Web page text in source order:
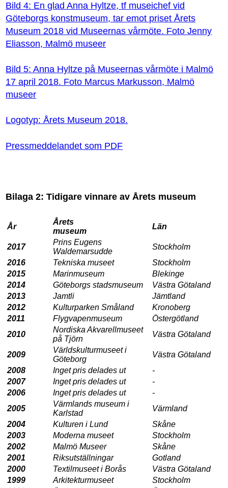
Bild 4: En glad Anna Hyltze, tf museichef vid
Göteborgs konstmuseum, tar emot priset Årets
Museum 2018 vid Museernas vårmöte. Foto Jenny
Eliasson, Malmö museer
Bild 5: Anna Hyltze på Museernas vårmöte i Malmö
17 april 2018. Foto Marcus Markusson, Malmö
museer
Logotyp: Årets Museum 2018.
Pressmeddelandet som PDF
Bilaga 2: Tidigare vinnare av Årets museum
År
Årets
museum
Län
2017
Prins Eugens
Waldemarsudde
Stockholm
2016
Tekniska museet
Stockholm
2015
Marinmuseum
Blekinge
2014
Göteborgs stadsmuseum
Västra Götaland
2013
Jamtli
Jämtland
2012
Kulturparken Småland
Kronoberg
2011
Flygvapenmuseum
Östergötland
2010
Nordiska Akvarellmuseet
på Tjörn
Västra Götaland
2009
Världskulturmuseet i
Göteborg
Västra Götaland
2008
Inget pris delades ut
-
2007
Inget pris delades ut
-
2006
Inget pris delades ut
-
2005
Värmlands museum i
Karlstad
Värmland
2004
Kulturen i Lund
Skåne
2003
Moderna museet
Stockholm
2002
Malmö Museer
Skåne
2001
Riksutställningar
Gotland
2000
Textilmuseet i Borås
Västra Götaland
1999
Arkitekturmuseet
Stockholm